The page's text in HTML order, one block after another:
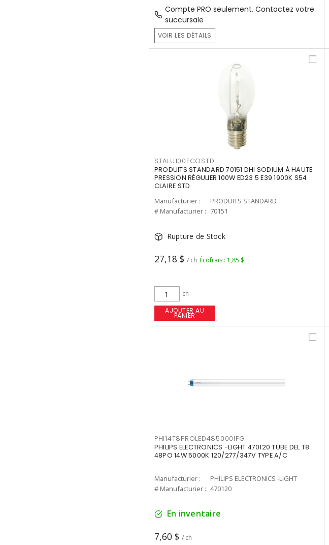
Compte PRO seulement. Contactez votre
succursale
VOIR LES DÉTAILS
STALU100ECOSTD
PRODUITS STANDARD 70151 DHI SODIUM À HAUTE
PRESSION RÉGULIER 100W ED23.5 E39 1900K S54
CLAIRE STD
Manufacturier :
PRODUITS STANDARD
# Manufacturier : 70151
Rupture de Stock
27,18 $ / ch Écofrais : 1,85 $
ch
AJOUTER AU
PANIER
PHI14T8PROLED485000IFG
PHILIPS ELECTRONICS -LIGHT 470120 TUBE DEL T8
48PO 14W 5000K 120/277/347V TYPE A/C
Manufacturier :
PHILIPS ELECTRONICS -LIGHT
# Manufacturier : 470120
En inventaire
7,60 $ / ch